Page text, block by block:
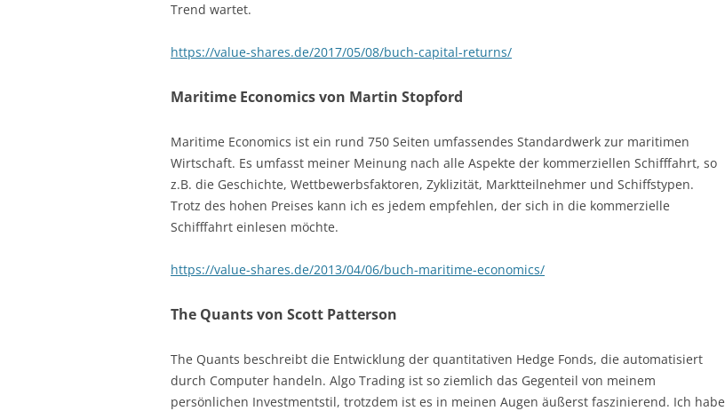
Trend wartet.
https://value-shares.de/2017/05/08/buch-capital-returns/
Maritime Economics von Martin Stopford
Maritime Economics ist ein rund 750 Seiten umfassendes Standardwerk zur maritimen
Wirtschaft. Es umfasst meiner Meinung nach alle Aspekte der kommerziellen Schifffahrt, so
z.B. die Geschichte, Wettbewerbsfaktoren, Zyklizität, Marktteilnehmer und Schiffstypen.
Trotz des hohen Preises kann ich es jedem empfehlen, der sich in die kommerzielle
Schifffahrt einlesen möchte.
https://value-shares.de/2013/04/06/buch-maritime-economics/
The Quants von Scott Patterson
The Quants beschreibt die Entwicklung der quantitativen Hedge Fonds, die automatisiert
durch Computer handeln. Algo Trading ist so ziemlich das Gegenteil von meinem
persönlichen Investmentstil, trotzdem ist es in meinen Augen äußerst faszinierend. Ich habe